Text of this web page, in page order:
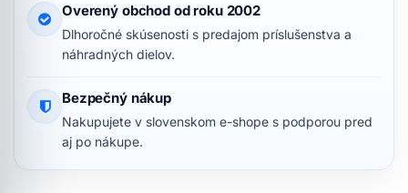
Overený obchod od roku 2002
Dlhoročné skúsenosti s predajom príslušenstva a
náhradných dielov.
Bezpečný nákup
Nakupujete v slovenskom e-shope s podporou pred
aj po nákupe.